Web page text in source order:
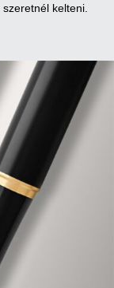
kelteni.